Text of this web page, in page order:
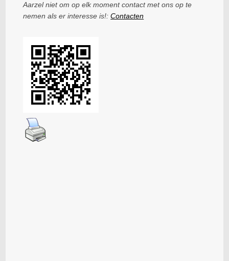
Aarzel niet om op elk moment contact met ons op te
nemen als er interesse is!:Contacten